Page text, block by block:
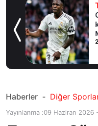
Haberler - Diğer
Yayınlanma :09 Haziran 2026